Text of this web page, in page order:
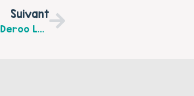
Suivant
Conférence Débat « Eduquer Sans Punir » Par Arnaud Deroo Le Mercredi 18 Octobre À 19h À Ham En Artois – Proposé Par Les P’tites Pousses